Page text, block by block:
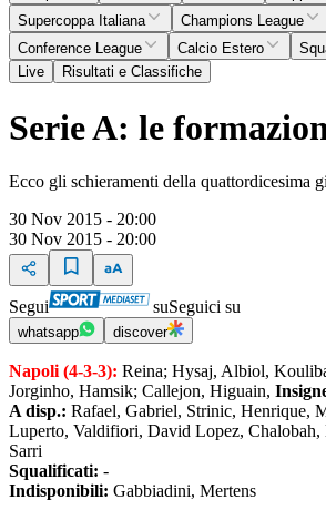
Supercoppa Italiana
Champions League
Conference League
Calcio Estero
Live
Risultati e Classifiche
Serie A: le
Ecco gli schieramenti della quattordicesima
30 Nov 2015 - 20:00
30 Nov 2015 - 20:00
Segui suSeguici su
whatsapp discover
Napoli (4-3-3): Reina; Hysaj, Albiol,
Jorginho, Hamsik; Callejon, Higuain,
A disp.: Rafael, Gabriel, Strinic, Henrique,
Luperto, Valdifiori, David Lopez, Chalobah,
Sarri
Squalificati: -
Indisponibili: Gabbiadini, Mertens